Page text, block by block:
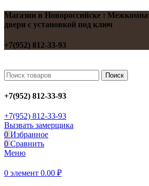
Магазин в Новороссийске :
двери с установкой под ключ
+7(952) 812-33-93
Поиск
+7(952) 812-33-93
+7(952) 812-33-93
Вызвать замерщика
0 Избранное
0 Сравнить
Меню
0 элемент 0.00 ₽